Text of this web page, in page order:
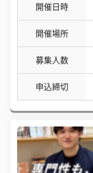
開催日時
開催場所
募集人数
申込締切